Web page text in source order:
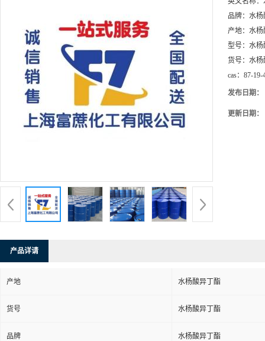
品牌： 水杨
产地： 水杨
型号： 水杨
货号： 水杨
cas： 87-19-
发布日期：
更新日期：
产品详请
产地 水杨酸异丁酯
货号 水杨酸异丁酯
品牌 水杨酸异丁酯